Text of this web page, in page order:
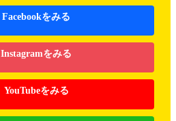
Facebookをみる
Instagramをみる
YouTubeをみる